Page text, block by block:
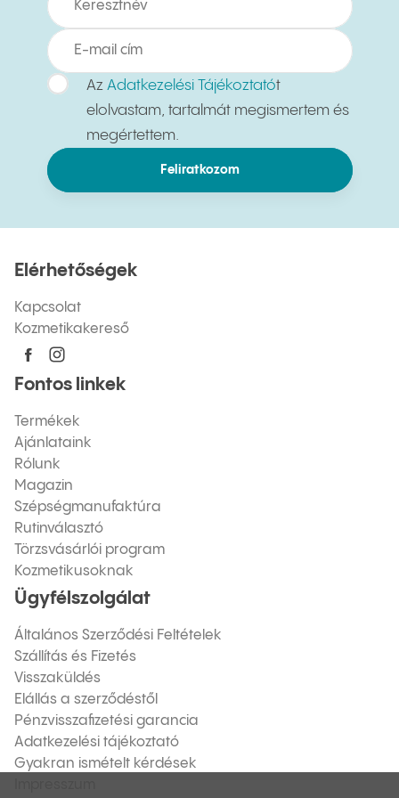
Az Adatkezelési Tájékoztatót
elolvastam, tartalmát megismertem és
megértettem.
Feliratkozom
Elérhetőségek
Kapcsolat
Kozmetikakereső
Fontos linkek
Termékek
Ajánlataink
Rólunk
Magazin
Szépségmanufaktúra
Rutinválasztó
Törzsvásárlói program
Kozmetikusoknak
Ügyfélszolgálat
Általános Szerződési Feltételek
Szállítás és Fizetés
Visszaküldés
Elállás a szerződéstől
Pénzvisszafizetési garancia
Adatkezelési tájékoztató
Gyakran ismételt kérdések